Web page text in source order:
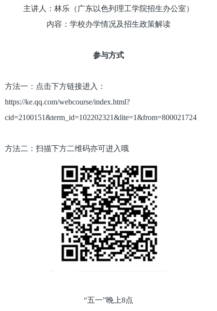
主讲人：林乐（广东以色列理工学院招生办公室）
内容：学校办学情况及招生政策解读
参与方式
方法一：点击下方链接进入：
https://ke.qq.com/webcourse/index.html?
cid=2100151&term_id=102202321&lite=1&from=800021724
方法二：扫描下方二维码亦可进入哦
“五一”晚上8点